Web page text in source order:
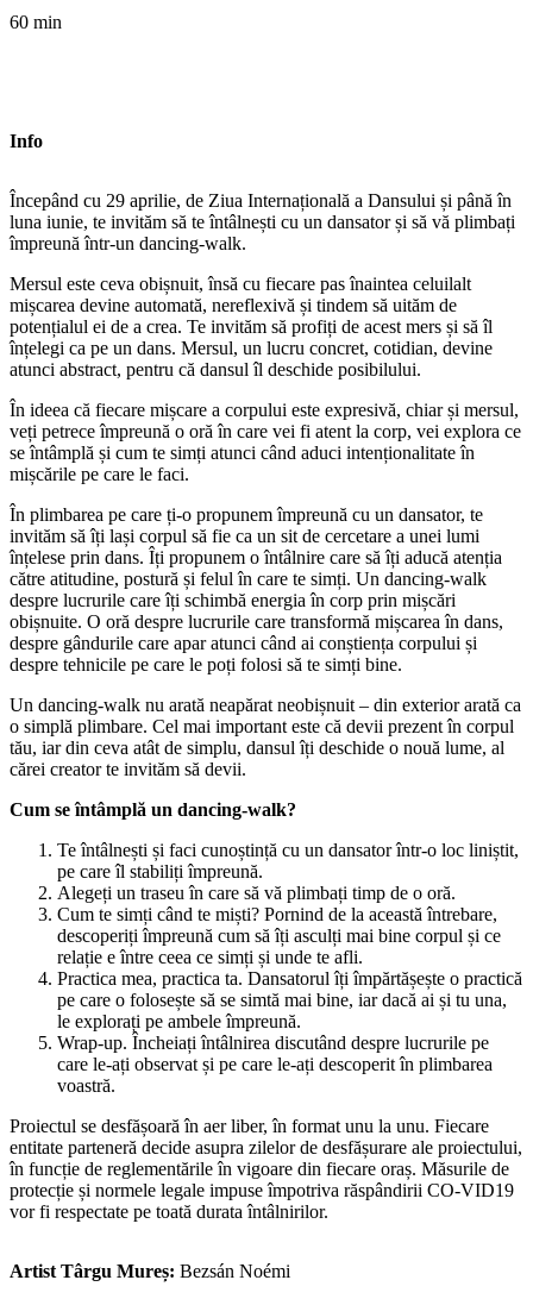
60 min
Info
Începând cu 29 aprilie, de Ziua Internațională a Dansului și până în
luna iunie, te invităm să te întâlnești cu un dansator și să vă plimbați
împreună într-un dancing-walk.
Mersul este ceva obișnuit, însă cu fiecare pas înaintea celuilalt
mișcarea devine automată, nereflexivă și tindem să uităm de
potențialul ei de a crea. Te invităm să profiți de acest mers și să îl
înțelegi ca pe un dans. Mersul, un lucru concret, cotidian, devine
atunci abstract, pentru că dansul îl deschide posibilului.
În ideea că fiecare mișcare a corpului este expresivă, chiar și mersul,
veți petrece împreună o oră în care vei fi atent la corp, vei explora ce
se întâmplă și cum te simți atunci când aduci intenționalitate în
mișcările pe care le faci.
În plimbarea pe care ți-o propunem împreună cu un dansator, te
invităm să îți lași corpul să fie ca un sit de cercetare a unei lumi
înțelese prin dans. Îți propunem o întâlnire care să îți aducă atenția
către atitudine, postură și felul în care te simți. Un dancing-walk
despre lucrurile care îți schimbă energia în corp prin mișcări
obișnuite. O oră despre lucrurile care transformă mișcarea în dans,
despre gândurile care apar atunci când ai conștiența corpului și
despre tehnicile pe care le poți folosi să te simți bine.
Un dancing-walk nu arată neapărat neobișnuit – din exterior arată ca
o simplă plimbare. Cel mai important este că devii prezent în corpul
tău, iar din ceva atât de simplu, dansul îți deschide o nouă lume, al
cărei creator te invităm să devii.
Cum se întâmplă un dancing-walk?
Te întâlnești și faci cunoștință cu un dansator într-o loc liniștit,
pe care îl stabiliți împreună.
Alegeți un traseu în care să vă plimbați timp de o oră.
Cum te simți când te miști? Pornind de la această întrebare,
descoperiți împreună cum să îți asculți mai bine corpul și ce
relație e între ceea ce simți și unde te afli.
Practica mea, practica ta. Dansatorul îți împărtășește o practică
pe care o folosește să se simtă mai bine, iar dacă ai și tu una,
le explorați pe ambele împreună.
Wrap-up. Încheiați întâlnirea discutând despre lucrurile pe
care le-ați observat și pe care le-ați descoperit în plimbarea
voastră.
Proiectul se desfășoară în aer liber, în format unu la unu. Fiecare
entitate parteneră decide asupra zilelor de desfășurare ale proiectului,
în funcție de reglementările în vigoare din fiecare oraș. Măsurile de
protecție și normele legale impuse împotriva răspândirii CO-VID19
vor fi respectate pe toată durata întâlnirilor.
Artist Târgu Mureș: Bezsán Noémi